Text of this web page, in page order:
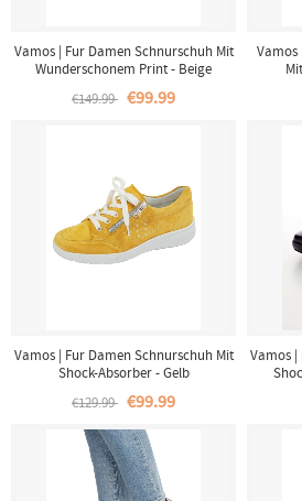
Vamos | Fur Damen Schnurschuh Mit
Wunderschonem Print - Beige
€149.99 €99.99
Vamos
Vamos | Fur Damen Schnurschuh Mit
Shock-Absorber - Gelb
€129.99 €99.99
Vamos |